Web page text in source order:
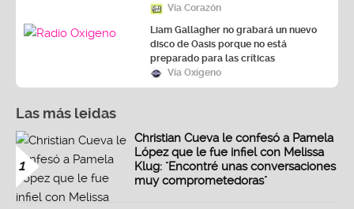
Vía Corazón
Liam Gallagher no grabará un nuevo
disco de Oasis porque no está
preparado para las críticas
Vía Oxígeno
Las más leidas
1
Christian Cueva le confesó a Pamela
López que le fue infiel con Melissa
Klug: "Encontré unas conversaciones
muy comprometedoras"